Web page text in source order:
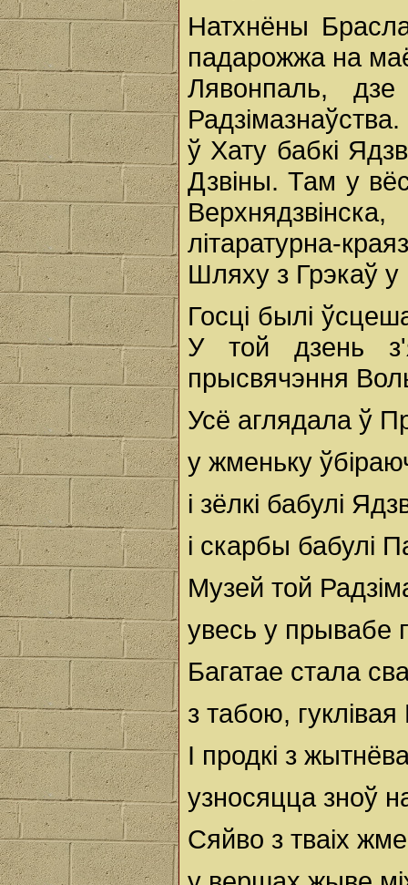
Натхнёны
падарожжа на
Лявонпаль,
ў Хату бабкі
Дзвіны. Там у
літаратурна-
Шляху з Грэкаў у
Госці былі
У той дзень
прысвячэння
Усё аглядала ў
у жменьку
і зёлкі бабулі
і скарбы бабулі
Музей той
увесь у
Багатае стала
з табою,
І продкі з
узносяцца зноў
Сяйво з тваіх